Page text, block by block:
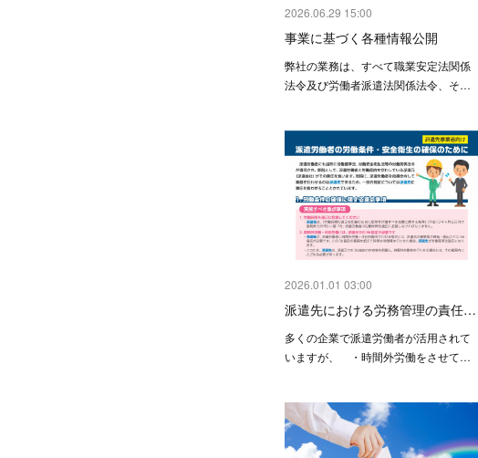
2026.06.29 15:00
事業に基づく各種情報公開
弊社の業務は、すべて職業安定法関係
法令及び労働者派遣法関係法令、そ…
2026.01.01 03:00
派遣先における労務管理の責任…
多くの企業で派遣労働者が活用されて
いますが、 ・時間外労働をさせて…